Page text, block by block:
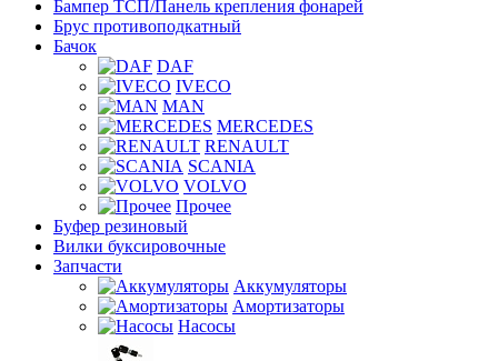
Бампер ТСП/Панель крепления фонарей
Брус противоподкатный
Бачок
DAF
IVECO
MAN
MERCEDES
RENAULT
SCANIA
VOLVO
Прочее
Буфер резиновый
Вилки буксировочные
Запчасти
Аккумуляторы
Амортизаторы
Насосы